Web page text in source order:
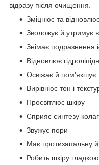
відразу після очищення.
Зміцнює та
Зволожує й утримує
Знімає подразнення
Відновлює
Освіжає й пом'якшує
Вирівнює тон і
Просвітлює шкіру
Сприяє синтезу
Звужує пори
Має протизапальну
Робить шкіру